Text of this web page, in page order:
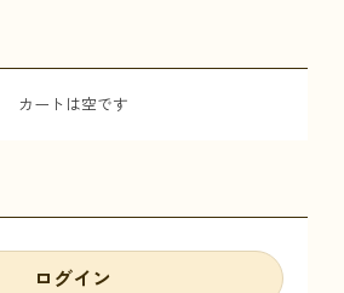
カートは空です
ログイン